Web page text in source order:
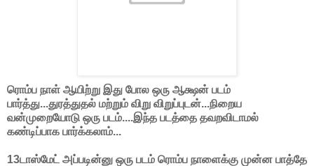
ரொம்ப நாள் ஆயிற்று இது போல ஒரு ஆக்ஷன் படம்
பார்த்து...துரத்துதல் மற்றும் விறு விறுப்புடன்...நிறைய
வன்முறையோடு ஒரு படம்....இந்த படத்தை தவறவிடாமல்
கண்டிப்பாக பார்க்கலாம்...
13டாஸ்மேட் அப்படின்னு ஒரு படம் ரொம்ப நாளைக்கு முன்ன பாத்தே